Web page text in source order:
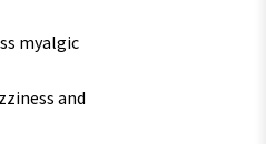
myalgic
and